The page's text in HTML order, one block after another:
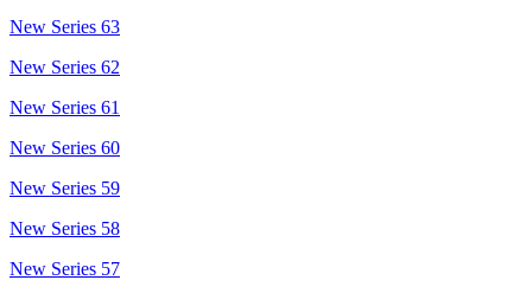
New Series 63
New Series 62
New Series 61
New Series 60
New Series 59
New Series 58
New Series 57